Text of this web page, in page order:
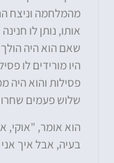
מהמלחמה וניצח
אותו, נותן לו
שאם הוא היה
היו מורידים לו
פסילות והוא היה
שלוש פעמים שחרור
הוא אומר, "אוקי,
בעיה, אבל איך